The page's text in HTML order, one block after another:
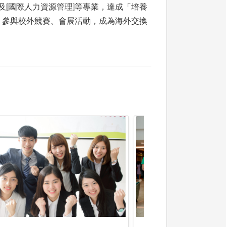
[國際人力資源管理]等專業，達成「培養
與校外競賽、會展活動，成為海外交換